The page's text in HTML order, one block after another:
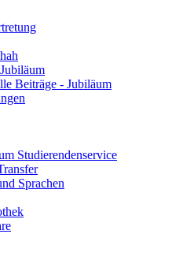
Beiträge - Jubiläum
Studierendenservice
Sprachen